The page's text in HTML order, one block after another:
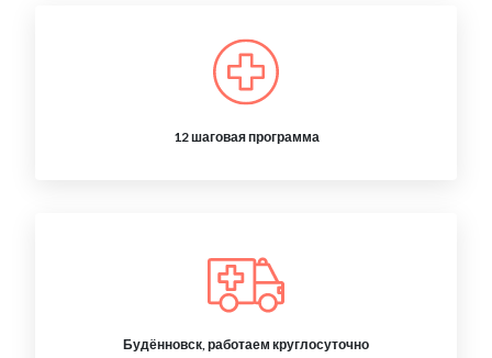
12 шаговая программа
Будённовск, работаем круглосуточно